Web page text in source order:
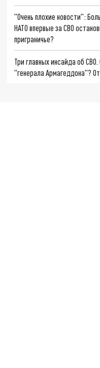
"Очень плохие новости":
НАТО впервые за СВО
приграничье?
Три главных инсайда об
"генерала Армагеддона"?